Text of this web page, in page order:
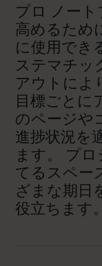
プロ ノー
高めるため
に使用でき
ステマチッ
アウトによ
目標ごとに
のページや
進捗状況を
ます。 プ
てるスペー
ざまな期日
役立ちます。